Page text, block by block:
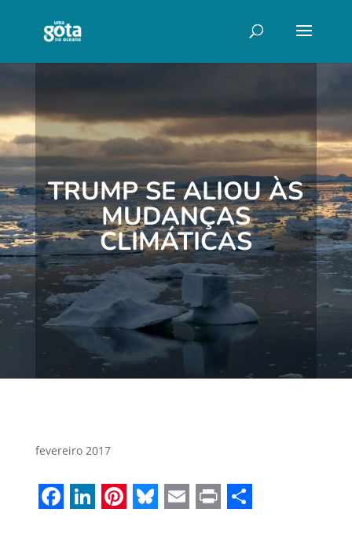
TRUMP SE ALIOU ÀS
MUDANÇAS
CLIMÁTICAS
fevereiro 2017